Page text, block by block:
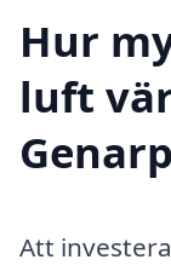
Hur
luft
Att